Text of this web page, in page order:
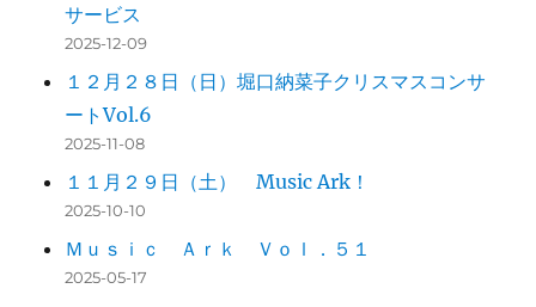
サービス
2025-12-09
１２月２８日（日）堀口納菜子クリスマスコンサ
ートVol.6
2025-11-08
１１月２９日（土） Music Ark！
2025-10-10
Ｍｕｓｉｃ Ａｒｋ Ｖｏｌ．５１
2025-05-17